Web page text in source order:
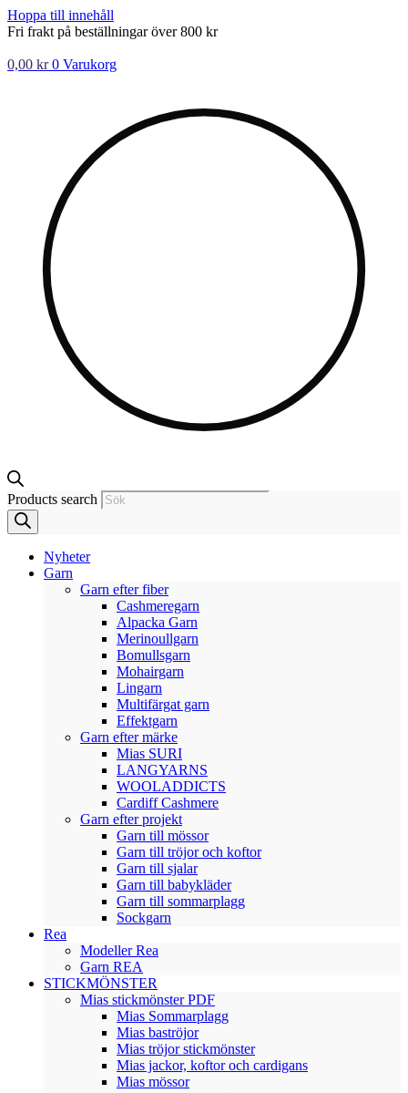
Hoppa till innehåll
Fri frakt på beställningar över 800 kr
0,00 kr 0 Varukorg
Products search
Nyheter
Garn
Garn efter fiber
Cashmeregarn
Alpacka Garn
Merinoullgarn
Bomullsgarn
Mohairgarn
Lingarn
Multifärgat garn
Effektgarn
Garn efter märke
Mias SURI
LANGYARNS
WOOLADDICTS
Cardiff Cashmere
Garn efter projekt
Garn till mössor
Garn till tröjor och koftor
Garn till sjalar
Garn till babykläder
Garn till sommarplagg
Sockgarn
Rea
Modeller Rea
Garn REA
STICKMÖNSTER
Mias stickmönster PDF
Mias Sommarplagg
Mias baströjor
Mias tröjor stickmönster
Mias jackor, koftor och cardigans
Mias mössor